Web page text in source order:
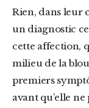
Rien, dans leur comportement, ne permet de poser
un diagnostic
cette affection,
milieu de la
premiers
avant qu’elle ne